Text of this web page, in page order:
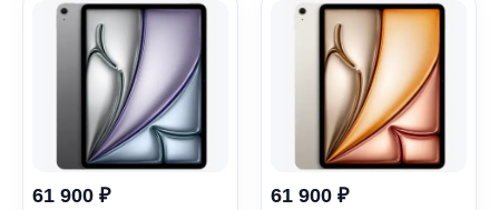
61 900 ₽ 61 900 ₽